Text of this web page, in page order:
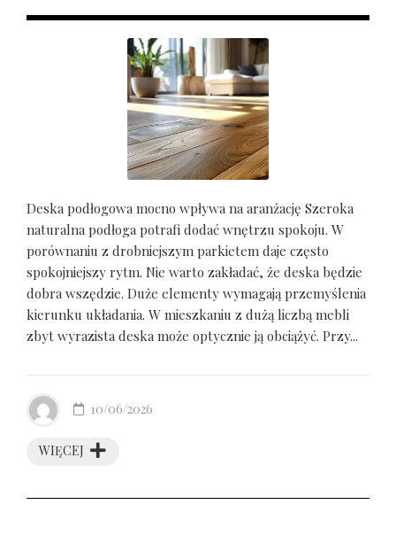
Deska podłogowa mocno wpływa na aranżację Szeroka
naturalna podłoga potrafi dodać wnętrzu spokoju. W
porównaniu z drobniejszym parkietem daje często
spokojniejszy rytm. Nie warto zakładać, że deska będzie
dobra wszędzie. Duże elementy wymagają przemyślenia
kierunku układania. W mieszkaniu z dużą liczbą mebli
zbyt wyrazista deska może optycznie ją obciążyć. Przy...
WIĘCEJ
10/06/2026